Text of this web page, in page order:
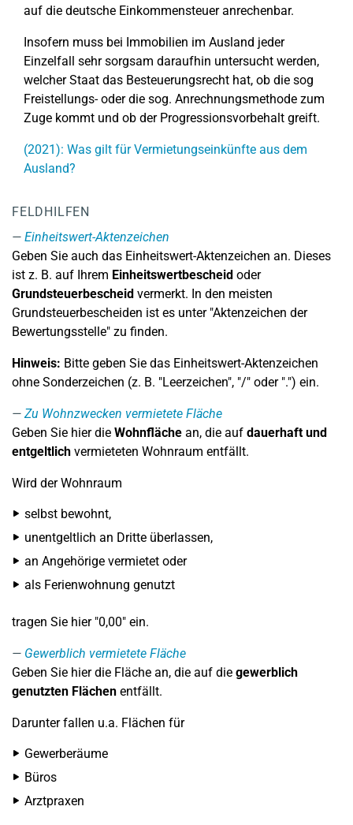
auf die deutsche Einkommensteuer anrechenbar.
Insofern muss bei Immobilien im Ausland jeder
Einzelfall sehr sorgsam daraufhin untersucht werden,
welcher Staat das Besteuerungsrecht hat, ob die sog
Freistellungs- oder die sog. Anrechnungsmethode zum
Zuge kommt und ob der Progressionsvorbehalt greift.
(2021): Was gilt für Vermietungseinkünfte aus dem
Ausland?
FELDHILFEN
Einheitswert-Aktenzeichen
Geben Sie auch das Einheitswert-Aktenzeichen an. Dieses
ist z. B. auf Ihrem Einheitswertbescheid oder
Grundsteuerbescheid vermerkt. In den meisten
Grundsteuerbescheiden ist es unter "Aktenzeichen der
Bewertungsstelle" zu finden.
Hinweis: Bitte geben Sie das Einheitswert-Aktenzeichen
ohne Sonderzeichen (z. B. "Leerzeichen", "/" oder ".") ein.
Zu Wohnzwecken vermietete Fläche
Geben Sie hier die Wohnfläche an, die auf dauerhaft und
entgeltlich vermieteten Wohnraum entfällt.
Wird der Wohnraum
selbst bewohnt,
unentgeltlich an Dritte überlassen,
an Angehörige vermietet oder
als Ferienwohnung genutzt
tragen Sie hier "0,00" ein.
Gewerblich vermietete Fläche
Geben Sie hier die Fläche an, die auf die gewerblich
genutzten Flächen entfällt.
Darunter fallen u.a. Flächen für
Gewerberäume
Büros
Arztpraxen